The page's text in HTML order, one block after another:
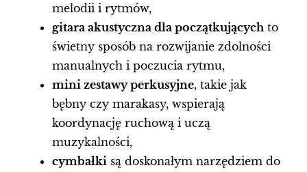
melodii i rytmów,
gitara akustyczna dla początkujących to
świetny sposób na rozwijanie zdolności
manualnych i poczucia rytmu,
mini zestawy perkusyjne, takie jak
bębny czy marakasy, wspierają
koordynację ruchową i uczą
muzykalności,
cymbałki są doskonałym narzędziem do